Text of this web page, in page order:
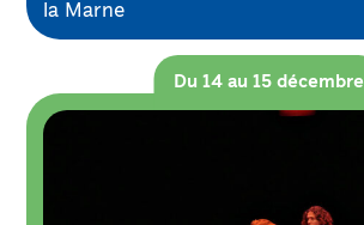
la Marne
Du 14 au 15 décembre